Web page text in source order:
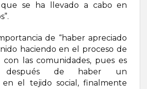
que se ha llevado a cabo en
de “haber apreciado
haciendo en el proceso de
con las comunidades, pues es
después de haber un
en el tejido social, finalmente